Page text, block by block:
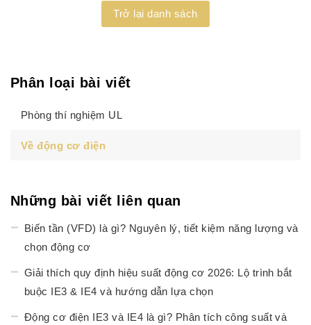
Trở lại danh sách
Phân loại bài viết
Phòng thí nghiệm UL
Về động cơ điện
Những bài viết liên quan
Biến tần (VFD) là gì? Nguyên lý, tiết kiệm năng lượng và
chọn động cơ
Giải thích quy định hiệu suất động cơ 2026: Lộ trình bắt
buộc IE3 & IE4 và hướng dẫn lựa chọn
Động cơ điện IE3 và IE4 là gì? Phân tích công suất và